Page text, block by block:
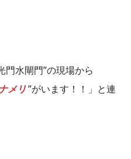
門水閘門”の現場から
メリ”がいます！！」と連